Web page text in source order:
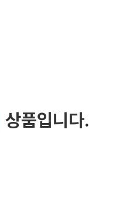
상품입니다.